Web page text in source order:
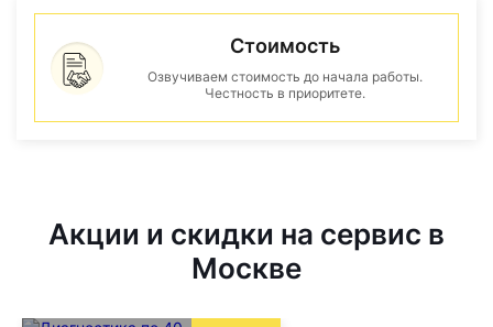
Стоимость
Озвучиваем стоимость до начала работы.
Честность в приоритете.
Акции и скидки на сервис в
Москве